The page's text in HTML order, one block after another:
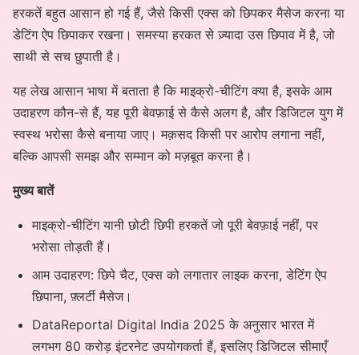
हरकतें बहुत आसान हो गई हैं, जैसे किसी एक्स को छिपकर मैसेज करना या
डेटिंग ऐप छिपाकर रखना। समस्या हरकत से ज़्यादा उस छिपाव में है, जो
साथी से सच छुपाती है।
यह लेख आसान भाषा में बताता है कि माइक्रो-चीटिंग क्या है, इसके आम
उदाहरण कौन-से हैं, यह पूरी बेवफ़ाई से कैसे अलग है, और डिजिटल युग में
स्वस्थ भरोसा कैसे बनाया जाए। मक़सद किसी पर आरोप लगाना नहीं,
बल्कि आपसी समझ और सम्मान को मज़बूत करना है।
मुख्य बातें
माइक्रो-चीटिंग यानी छोटी छिपी हरकतें जो पूरी बेवफ़ाई नहीं, पर
भरोसा तोड़ती हैं।
आम उदाहरण: छिपे चैट, एक्स को लगातार लाइक करना, डेटिंग ऐप
छिपाना, फ़्लर्टी मैसेज।
DataReportal Digital India 2025 के अनुसार भारत में
लगभग 80 करोड़ इंटरनेट उपयोगकर्ता हैं, इसलिए डिजिटल सीमाएँ